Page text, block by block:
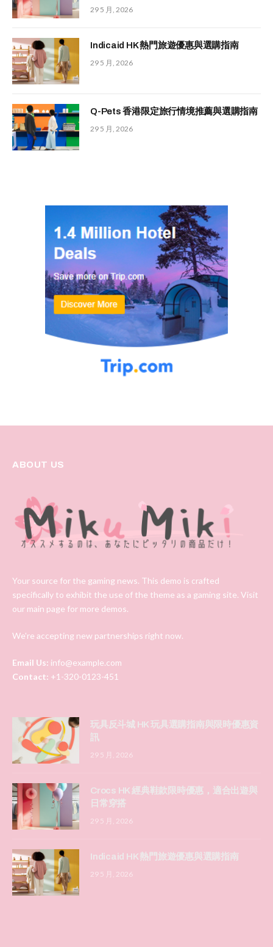
29 5 月, 2026
Indicaid HK 熱門旅遊優惠與選購指南
29 5 月, 2026
Q-Pets 香港限定旅行情境推薦與選購指南
29 5 月, 2026
ABOUT US
Your source for the gaming news. This demo is crafted
specifically to exhibit the use of the theme as a gaming site. Visit
our main page for more demos.
We're accepting new partnerships right now.
Email Us: info@example.com
Contact: +1-320-0123-451
玩具反斗城 HK 玩具選購指南與限時優惠資
訊
29 5 月, 2026
Crocs HK 經典鞋款限時優惠，適合出遊與
日常穿搭
29 5 月, 2026
Indicaid HK 熱門旅遊優惠與選購指南
29 5 月, 2026